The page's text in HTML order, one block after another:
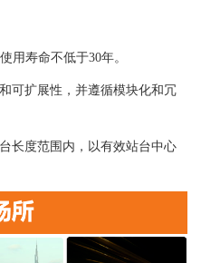
用寿命不低于30年。
可扩展性，并遵循模块化和冗
长度范围内，以有效站台中心